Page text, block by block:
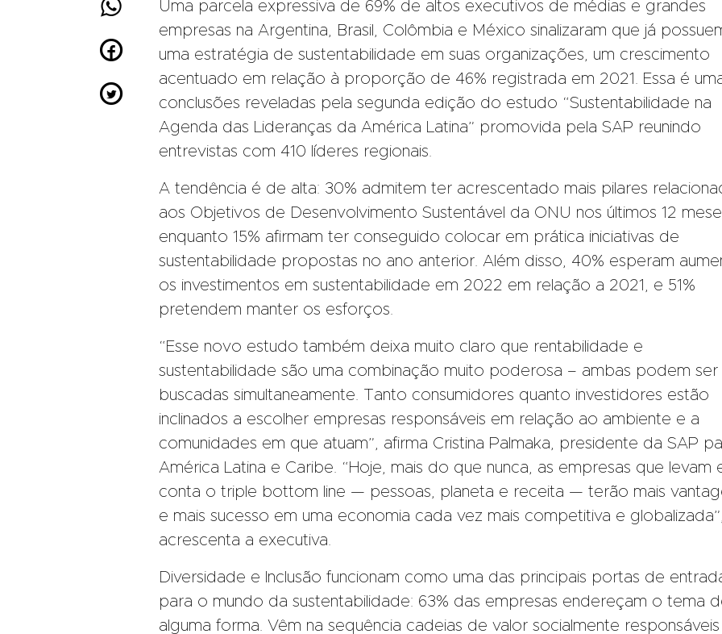



Uma parcela expressiva de 69% de altos executivos de médias e grandes
empresas na Argentina, Brasil, Colômbia e México sinalizaram que já
uma estratégia de sustentabilidade em suas organizações, um crescimento
acentuado em relação à proporção de 46% registrada em 2021. Essa é
conclusões reveladas pela segunda edição do estudo “Sustentabilidade na
Agenda das Lideranças da América Latina” promovida pela SAP reunindo
entrevistas com 410 líderes regionais.
A tendência é de alta: 30% admitem ter acrescentado mais pilares
aos Objetivos de Desenvolvimento Sustentável da ONU nos últimos 12
enquanto 15% afirmam ter conseguido colocar em prática iniciativas de
sustentabilidade propostas no ano anterior. Além disso, 40% esperam
os investimentos em sustentabilidade em 2022 em relação a 2021, e 51%
pretendem manter os esforços.
“Esse novo estudo também deixa muito claro que rentabilidade e
sustentabilidade são uma combinação muito poderosa – ambas podem ser
buscadas simultaneamente. Tanto consumidores quanto investidores estão
inclinados a escolher empresas responsáveis em relação ao ambiente e a
comunidades em que atuam”, afirma Cristina Palmaka, presidente da SAP
América Latina e Caribe. “Hoje, mais do que nunca, as empresas que levam
conta o triple bottom line — pessoas, planeta e receita — terão mais
e mais sucesso em uma economia cada vez mais competitiva e globalizada”,
acrescenta a executiva.
Diversidade e Inclusão funcionam como uma das principais portas de
para o mundo da sustentabilidade: 63% das empresas endereçam o tema
alguma forma. Vêm na sequência cadeias de valor socialmente responsáveis ​​